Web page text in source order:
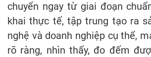
chuyển ngay từ giai đoạn
khai thực tế, tập trung tạo ra
nghệ và doanh nghiệp cụ thể,
rõ ràng, nhìn thấy, đo đếm